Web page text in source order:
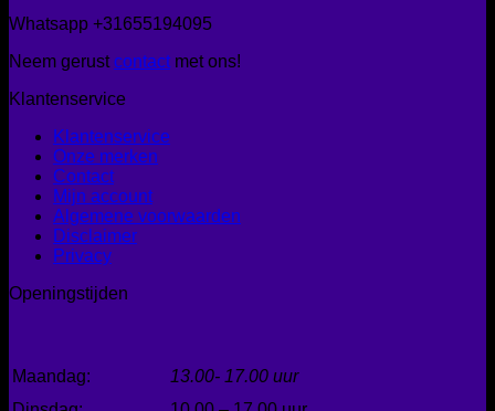
Whatsapp +31655194095
Neem gerustcontact met ons!
Klantenservice
Klantenservice
Onze merken
Contact
Mijn account
Algemene voorwaarden
Disclaimer
Privacy
Openingstijden
Maandag:
13.00- 17.00 uur